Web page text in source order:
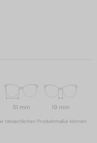
51 mm 19 mm
tatsächlichen Produktmaße können